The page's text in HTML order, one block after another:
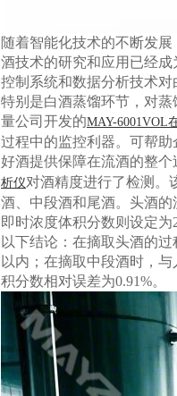
随着智能化技术的不断发
酒技术的研究和应用已经成
控制系统和数据分析技术对
特别是白酒蒸馏环节，对
量公司开发的MAY-6001VOL
过程中的监控利器。可帮
好酒提供保障在流酒的整个
析仪对酒精度进行了检测。
酒、中段酒和尾酒。头酒
即时浓度体积分数则设定
以下结论：在摘取头酒的
以内；在摘取中段酒时，
积分数相对误差为0.91%。